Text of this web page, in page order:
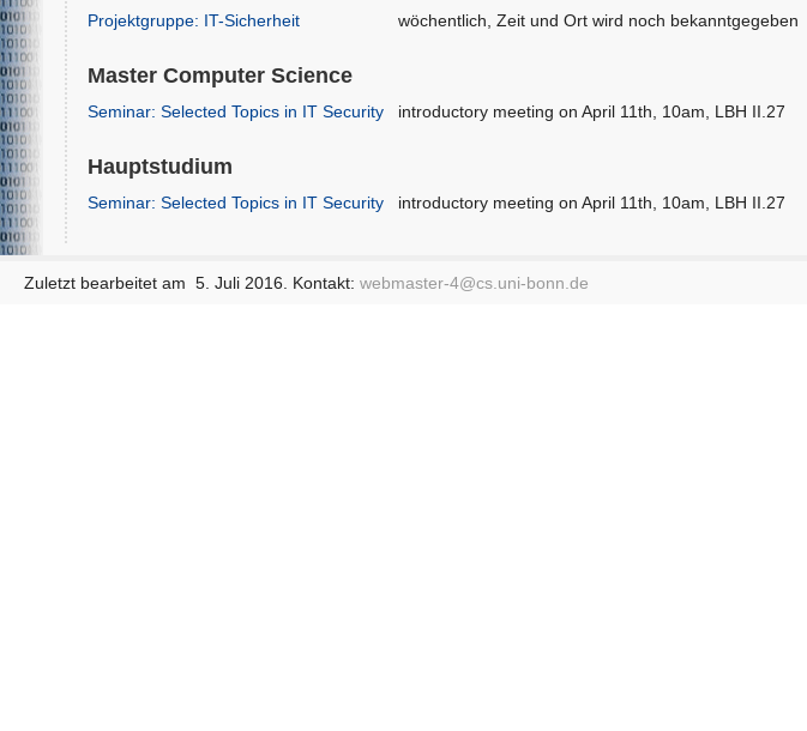
Projektgruppe: IT-Sicherheit wöchentlich, Zeit und Ort wird noch bekanntgegeben
Master Computer Science
Seminar: Selected Topics in IT Security introductory meeting on April 11th, 10am, LBH II.27
Hauptstudium
Seminar: Selected Topics in IT Security introductory meeting on April 11th, 10am, LBH II.27
Zuletzt bearbeitet am 5. Juli 2016. Kontakt: webmaster-4@cs.uni-bonn.de